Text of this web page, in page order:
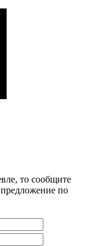
то сообщите
по